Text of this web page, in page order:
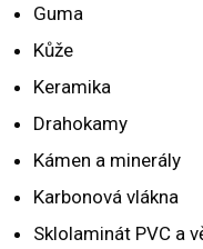
Guma
Kůže
Keramika
Drahokamy
Kámen a minerály
Karbonová vlákna
Sklolaminát PVC a